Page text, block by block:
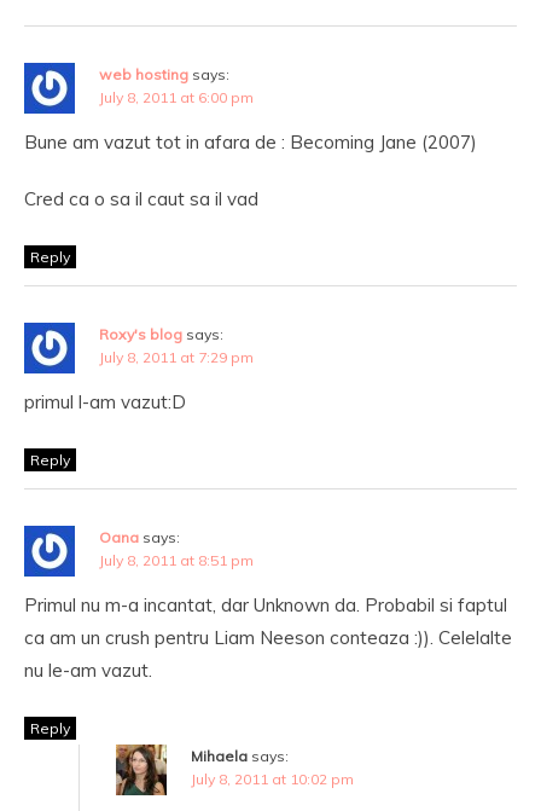
web hosting says:
July 8, 2011 at 6:00 pm
Bune am vazut tot in afara de : Becoming Jane (2007)
Cred ca o sa il caut sa il vad
Reply
Roxy's blog says:
July 8, 2011 at 7:29 pm
primul l-am vazut:D
Reply
Oana says:
July 8, 2011 at 8:51 pm
Primul nu m-a incantat, dar Unknown da. Probabil si faptul
ca am un crush pentru Liam Neeson conteaza :)). Celelalte
nu le-am vazut.
Reply
Mihaela says:
July 8, 2011 at 10:02 pm